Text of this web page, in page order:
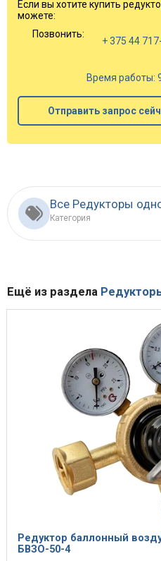
Если вы хотите купить
можете:
Позвонить:
+ 375 44
Время работы:
Отправить запрос
Все Редукторы
Категория
Ещё из раздела
Редуктор баллонный
БВЗО-50-4